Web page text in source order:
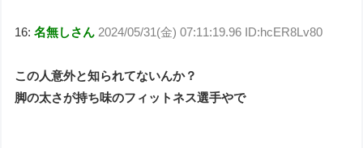
16:名無しさん 2024/05/31(金) 07:11:19.96 ID:hcER8Lv80
この人意外と知られてないんか？
脚の太さが持ち味のフィットネス選手やで